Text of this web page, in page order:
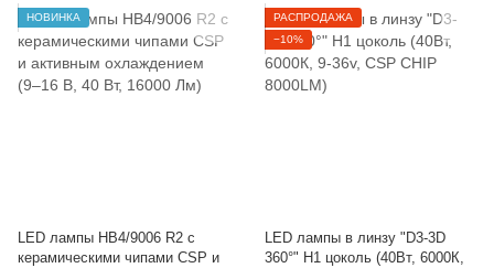
НОВИНКА
LED лампы HB4/9006 R2 с
керамическими чипами CSP и
РАСПРОДАЖА
−10%
LED лампы в линзу "D3-3D
360°" H1 цоколь (40Вт, 6000К,